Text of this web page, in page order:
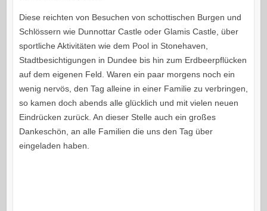
Diese reichten von Besuchen von schottischen Burgen und
Schlössern wie Dunnottar Castle oder Glamis Castle, über
sportliche Aktivitäten wie dem Pool in Stonehaven,
Stadtbesichtigungen in Dundee bis hin zum Erdbeerpflücken
auf dem eigenen Feld. Waren ein paar morgens noch ein
wenig nervös, den Tag alleine in einer Familie zu verbringen,
so kamen doch abends alle glücklich und mit vielen neuen
Eindrücken zurück. An dieser Stelle auch ein großes
Dankeschön, an alle Familien die uns den Tag über
eingeladen haben.